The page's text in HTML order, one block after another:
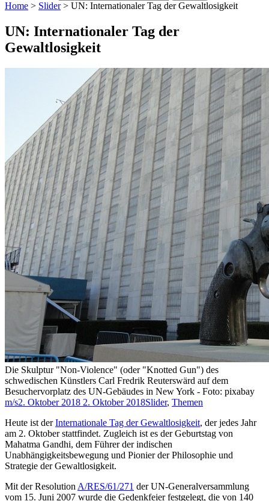
Home > Slider> UN: Internationaler Tag der Gewaltlosigkeit
UN: Internationaler Tag der
Gewaltlosigkeit
Die Skulptur "Non-Violence" (oder "Knotted Gun") des
schwedischen Künstlers Carl Fredrik Reuterswärd auf dem
Besuchervorplatz des UN-Gebäudes in New York - Foto: pixabay
m/s2. Oktober 2018 2. Oktober 2018Slider, Themen
Heute ist derInternationale Tag der Gewaltlosigkeit, der jedes Jahr
am 2. Oktober stattfindet. Zugleich ist es der Geburtstag von
Mahatma Gandhi, dem Führer der indischen
Unabhängigkeitsbewegung und Pionier der Philosophie und
Strategie der Gewaltlosigkeit.
Mit der Resolution A/RES/61/271 der UN-Generalversammlung
vom 15. Juni 2007 wurde die Gedenkfeier festgelegt, die von 140